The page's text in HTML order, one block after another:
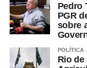
trocas por motivos
preferência pessoal.
produto depende da
Já nas compras
Pedro
PGR
sobre
POLÍTICA
Rio